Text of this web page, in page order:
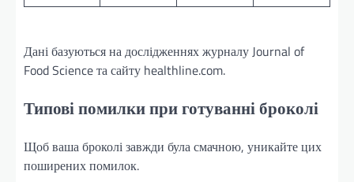
Дані базуються на дослідженнях журналу Journal of
Food Science та сайту healthline.com.
Типові помилки при готуванні броколі
Щоб ваша броколі завжди була смачною, уникайте цих
поширених помилок.